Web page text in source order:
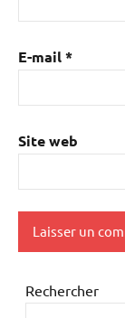
E-mail*
Site web
Rechercher